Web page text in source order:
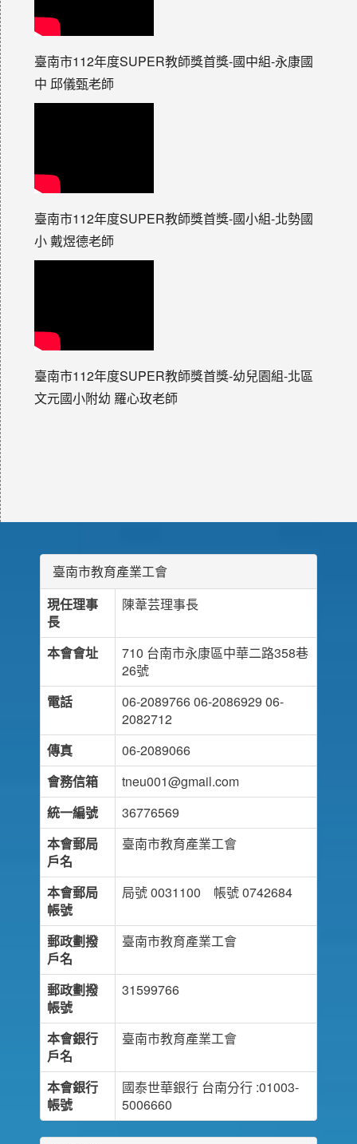
臺南市112年度SUPER教師獎首獎-國中組-永康國
中 邱儀甄老師
臺南市112年度SUPER教師獎首獎-國小組-北勢國
小 戴煜德老師
臺南市112年度SUPER教師獎首獎-幼兒園組-北區
文元國小附幼 羅心玫老師
臺南市教育產業工會
現任理事
長
陳葦芸理事長
本會會址
710 台南市永康區中華二路358巷
26號
電話
06-2089766 06-2086929 06-
2082712
傳真
06-2089066
會務信箱
tneu001@gmail.com
統一編號
36776569
本會郵局
戶名
臺南市教育產業工會
本會郵局
帳號
局號 0031100 帳號 0742684
郵政劃撥
戶名
臺南市教育產業工會
郵政劃撥
帳號
31599766
本會銀行
戶名
臺南市教育產業工會
本會銀行
帳號
國泰世華銀行 台南分行 :01003-
5006660